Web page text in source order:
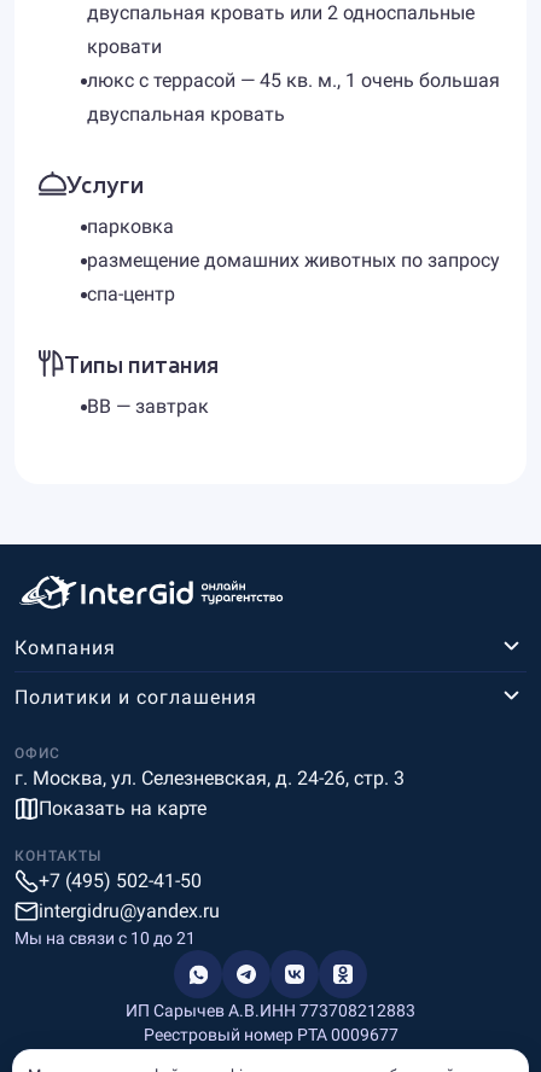
двуспальная кровать или 2 односпальные
кровати
люкс с террасой — 45 кв. м., 1 очень большая
двуспальная кровать
Услуги
парковка
размещение домашних животных по запросу
спа-центр
Типы питания
BB — завтрак
Компания
ОФИС
г. Москва, ул. Селезневская, д. 24-26, стр. 3
Показать на карте
Политики и соглашения
КОНТАКТЫ
+7 (495) 502-41-50
intergidru@yandex.ru
Мы на связи c 10 до 21
ИП Сарычев А.В.ИНН 773708212883
Реестровый номер РТА 0009677